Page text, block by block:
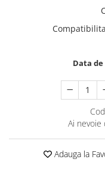
A1932 (13” 2018-2019)
A2337 (M1 13” 2020)
A2681 (M2 13” 2022)
A2941 (M2 15” 2023)
A3240 (M4 13” 2025)
MacBook Pro
A1278 (Unibody 13”
Data
Ai nevoie
Adauga la